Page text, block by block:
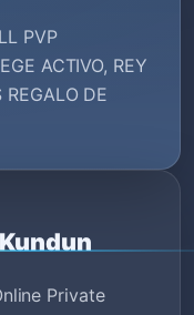
PVP
ACTIVO, REY
DE
Private